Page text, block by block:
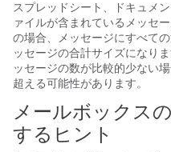
スプレッドシート、ドキュメ
ァイルが含まれているメッセ
の場合、メッセージにすべて
ッセージの合計サイズになり
ッセージの数が比較的少ない
超える可能性があります。
メールボックス
するヒント